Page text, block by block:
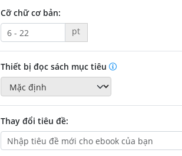
Cỡ chữ cơ bản:
pt
Thiết bị đọc sách mục tiêu
Thay đổi tiêu đề: